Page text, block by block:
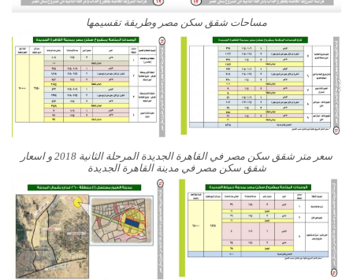
مساحات شقق سكن مصر وطريقة تقسيمها
سعر متر شقق سكن مصر في القاهرة الجديدة المرحلة الثانية 2018 و اسعار
شقق سكن مصر في مدينة القاهرة الجديدة